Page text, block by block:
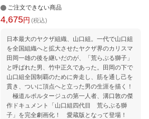
争は暴力団の必要経費」「喧嘩をすると金が湧
き出す」といったヤクザの格言を理解すると、
ろう。 【編集担当からのおすすめ情報】 2大ヤ
クザライターによる共著として話題となった
『教養としてのヤクザ』に次ぐ第二弾となる本
書は、ビジネス的な観点からヤクザ社会を解説
していきます。「働かないで稼ぐ」という価値
観を理想とするヤクザの存在を理解すること
は、労働と対価という資本主義社会の本質につ
いて考えるきっかけとなるかもしれません。
ご注文できない商品
4,675円 (税込)
日本最大のヤクザ組織、山口組。一代で山口組
を全国組織へと拡大させたヤクザ界のカリスマ
田岡一雄の後を継いだのが、「荒らぶる獅子」
と呼ばれた男、竹中正久であった。田岡の下で
山口組全国制覇のために奔走し、筋を通し己を
貫き、ついに頂点へと立った男の生涯を描く！
極道ルポルタージュの第一人者、溝口敦の傑
作ドキュメント「山口組四代目 荒らぶる獅
子」を完全劇画化！ 愛蔵版となって登場！